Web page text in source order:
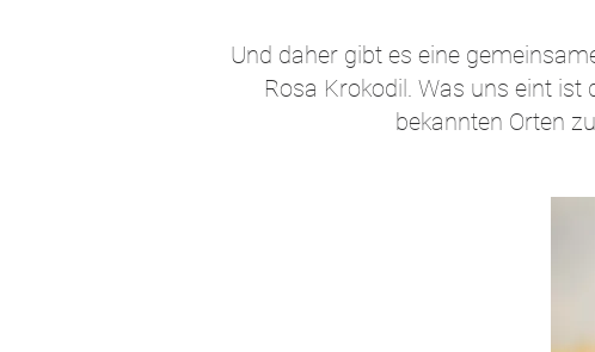
Und daher gibt es eine
Rosa Krokodil. Was uns eint ist
bekannten Orten